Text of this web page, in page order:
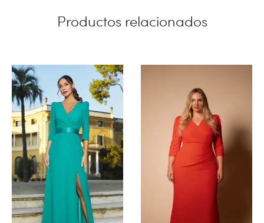
Productos relacionados